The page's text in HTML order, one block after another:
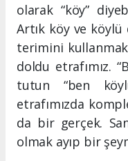
olarak “köy”
Artık köy ve köylü
terimini
doldu etrafımız.
tutun “ben
etrafımızda
da bir gerçek.
olmak ayıp bir